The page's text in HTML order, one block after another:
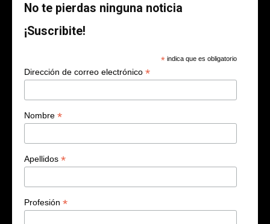
No te pierdas ninguna noticia
¡Suscribite!
* indica que es obligatorio
Dirección de correo electrónico *
Nombre *
Apellidos *
Profesión *